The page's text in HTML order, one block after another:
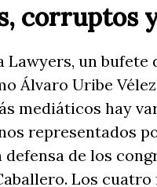
corruptos
un bufete
Álvaro Uribe
mediáticos hay
representados
de los
Los